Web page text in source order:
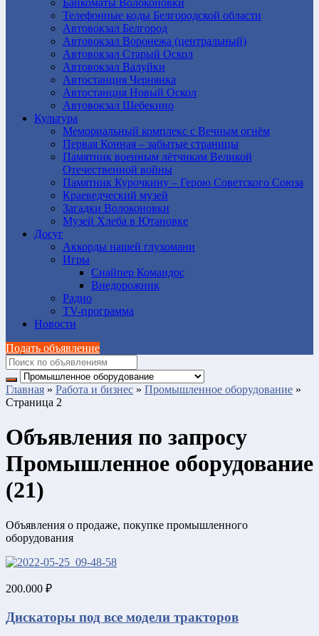
Банкоматы Волоконовки
Телефонные коды Белгородской области
Автовокзал Белгород
Автовокзал Воронежа (центральный)
Автовокзал Старый Оскол
Автовокзал Валуйки
Автостанция Чернянка
Автостанция Новый Оскол
Автовокзал Шебекино
Культура
Мемориальный комплекс с Вечным огнём
Первая Конная – забытые страницы
Памятник военным лётчикам Великой
Отечественной войны
Памятник Курочкину – Герою Советского Союза
Краеведческий музей
Загадки Волоконовки
Музей Хлеба в Ютановке
Досуг
Аккорды нашей глухомани
Игры
Снайпер Командос
Внедорожник
Радио
TV-программа
Новости
Подать объявление
Главная » Работа и бизнес » Промышленное оборудование »
Страница 2
Объявления по запросу
Промышленное оборудование
(21)
Объявления о продаже, покупке промышленного
оборудования
200.000 ₽
Дискаторы под все модели тракторов